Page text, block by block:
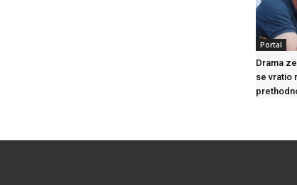
Portal
Drama
se vratio